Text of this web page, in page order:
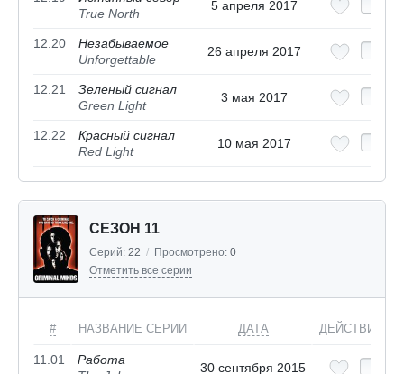
True North
5 апреля 2017
12.20
Незабываемое
Unforgettable
26 апреля 2017
12.21
Зеленый сигнал
Green Light
3 мая 2017
12.22
Красный сигнал
Red Light
10 мая 2017
СЕЗОН 11
Серий: 22 / Просмотрено: 0
Отметить все серии
# НАЗВАНИЕ СЕРИИ ДАТА ДЕЙСТВИЯ
11.01
Работа
30 сентября 2015